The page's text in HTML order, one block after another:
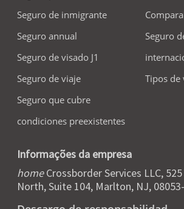
Seguro de inmigrante
Seguro annual
Seguro de visado J1
Seguro de viaje
Seguro que cubre
condiciones preexistentes
Seguro
Tipos de
Informações da empresa
homeCrossborder Services LLC,
North, Suite 104, Marlton, NJ,